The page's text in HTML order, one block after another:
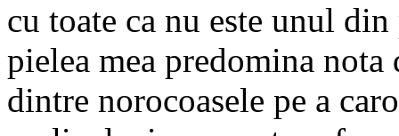
cu toate ca nu este unul
pielea mea predomina
dintre norocoasele pe a